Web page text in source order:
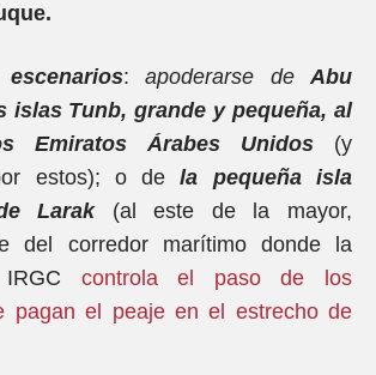
:apoderarse deAbu
islas Tunb, grande y pequeña, al
Emiratos Árabes Unidos (y
estos); o dela pequeña isla
Larak(al este de la mayor,
del corredor marítimo donde la
controla el paso de los
pagan el peaje en el estrecho de